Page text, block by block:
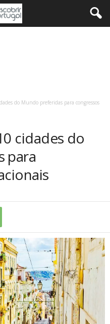
do Mundo preferidas para congressos
cidades do
para